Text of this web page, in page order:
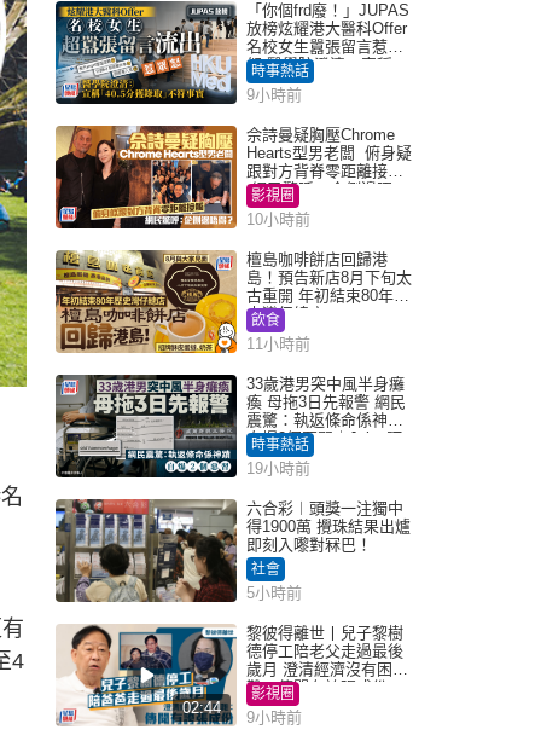
4
「你個frd廢！」JUPAS
放榜炫耀港大醫科Offer
名校女生囂張留言惹眾
怒 醫學院澄清：宣稱
「40.5分獲錄取」不符事
實｜Juicy叮
時事熱話
9小時前
佘詩曼疑胸壓Chrome
Hearts型男老闆 俯身疑
跟對方背脊零距離接觸
網民驚呼：企側邊唔
得？
影視圈
10小時前
檀島咖啡餅店回歸港
島！預告新店8月下旬太
古重開 年初結束80年歷
史灣仔總店
飲食
11小時前
33歲港男突中風半身癱
瘓 母拖3日先報警 網民
震驚：執返條命係神蹟
自爆2個惡習｜Juicy叮
時事熱話
19小時前
六合彩︱頭獎一注獨中
得1900萬 攪珠結果出爐
即刻入嚟對冧巴！
社會
5小時前
02:44
黎彼得離世丨兒子黎樹
德停工陪老父走過最後
歲月 澄清經濟沒有困
難：傳聞有誇張成份
影視圈
9小時前